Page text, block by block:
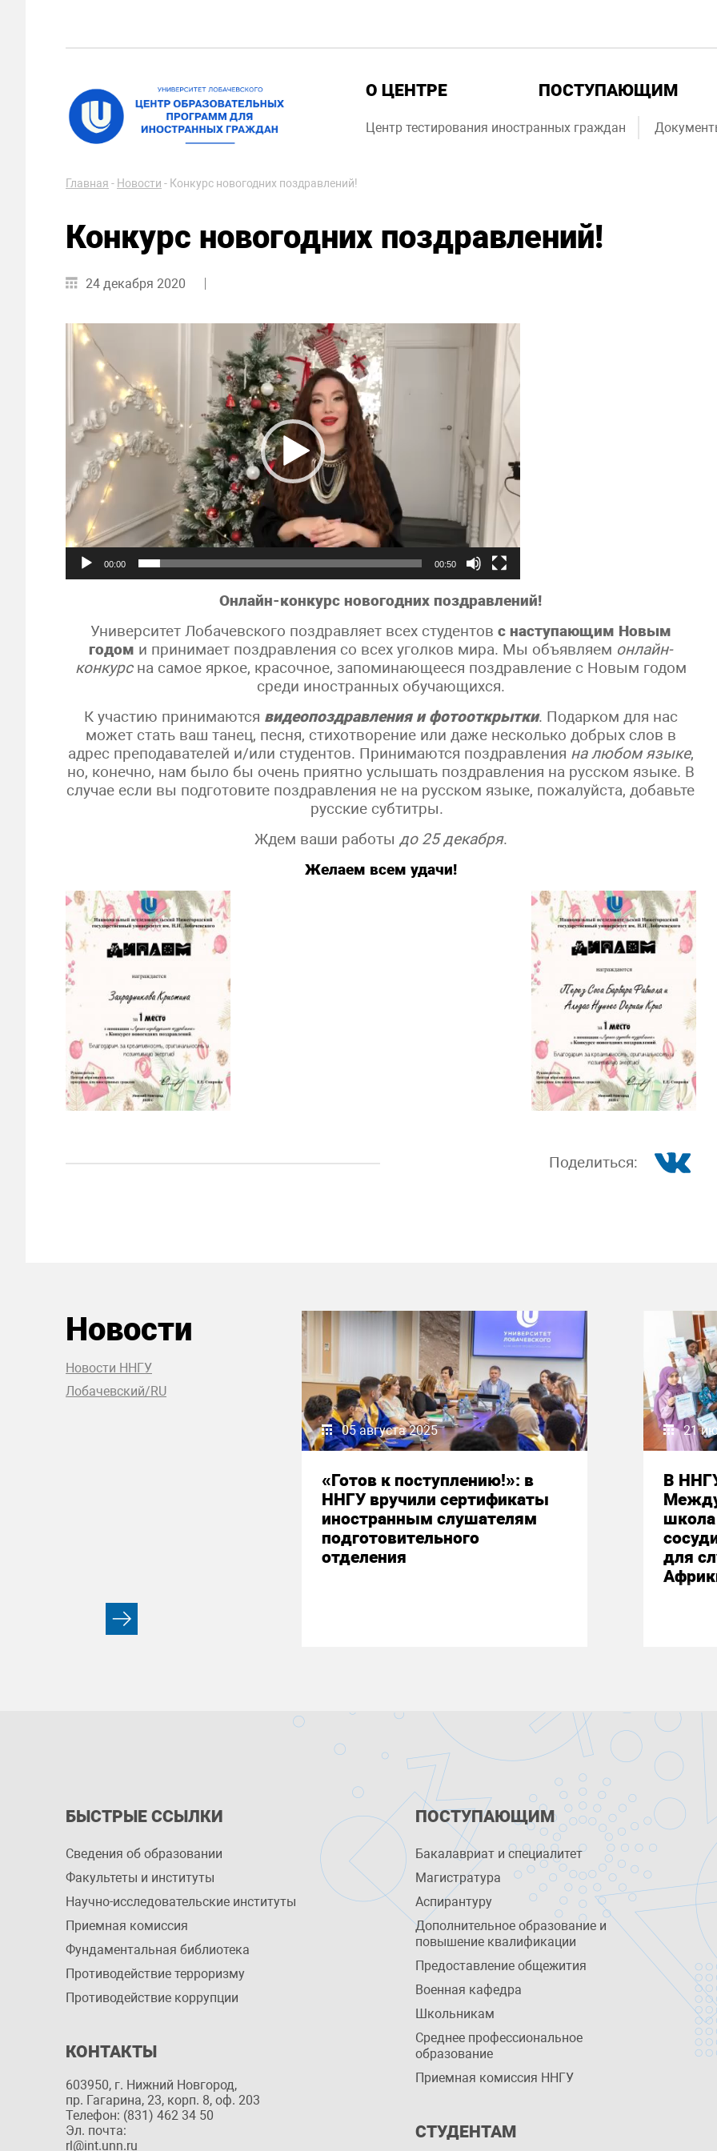
О ЦЕНТРЕ ПОСТУПАЮЩИМ
Центр тестирования иностранных граждан
Главная - Новости - Конкурс новогодних поздравлений!
Конкурс новогодних поздравлений!
24 декабря 2020
Видеоплеер
00:00 00:50
Онлайн-конкурс новогодних поздравлений!
Университет Лобачевского поздравляет всех студентов с наступающим Новым
годом и принимает поздравления со всех уголков мира. Мы объявляем онлайн-
конкурсна самое яркое, красочное, запоминающееся поздравление с Новым годом
среди иностранных обучающихся.
К участию принимаются видеопоздравления и фотооткрытки. Подарком для нас
может стать ваш танец, песня, стихотворение или даже несколько добрых слов в
адрес преподавателей и/или студентов. Принимаются поздравления на любом языке,
но, конечно, нам было бы очень приятно услышать поздравления на русском языке. В
случае если вы подготовите поздравления не на русском языке, пожалуйста, добавьте
русские субтитры.
Ждем ваши работы до 25 декабря.
Желаем всем удачи!
Поделиться:
Новости
Новости ННГУ
Лобачевский/RU
05 августа 2025
«Готов к поступлению!»: в
ННГУ вручили сертификаты
иностранным слушателям
подготовительного
отделения
21
В
школа
для
БЫСТРЫЕ ССЫЛКИ
Сведения об образовании
Факультеты и институты
Научно-исследовательские институты
Приемная комиссия
Фундаментальная библиотека
Противодействие терроризму
Противодействие коррупции
КОНТАКТЫ
603950, г. Нижний Новгород,
пр. Гагарина, 23, корп. 8, оф. 203
Телефон: (831) 462 34 50
Эл. почта:
rl@int.unn.ru
ПОСТУПАЮЩИМ
Бакалавриат и специалитет
Магистратура
Аспирантуру
Дополнительное образование и
повышение квалификации
Предоставление общежития
Военная кафедра
Школьникам
Среднее профессиональное
образование
Приемная комиссия ННГУ
СТУДЕНТАМ